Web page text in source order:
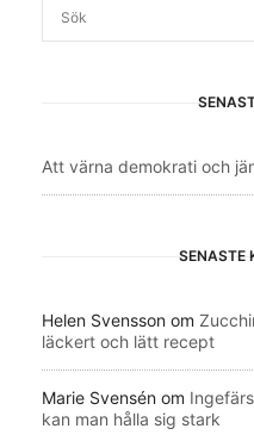
Att värna demokrati och
SENASTE
Helen Svensson om
läckert och lätt recept
Marie Svensén om
kan man hålla sig stark